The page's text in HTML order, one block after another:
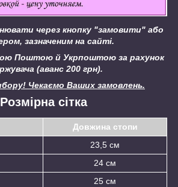
через кнопку "замовити" або
зазначеним на сайті.
Поштою й Укрпоштою за рахунок
(аванс 200 грн).
Чекаємо Ваших замовлень.
Розмірна сітка
Довжина стопи
23,5 см
24 см
25 см